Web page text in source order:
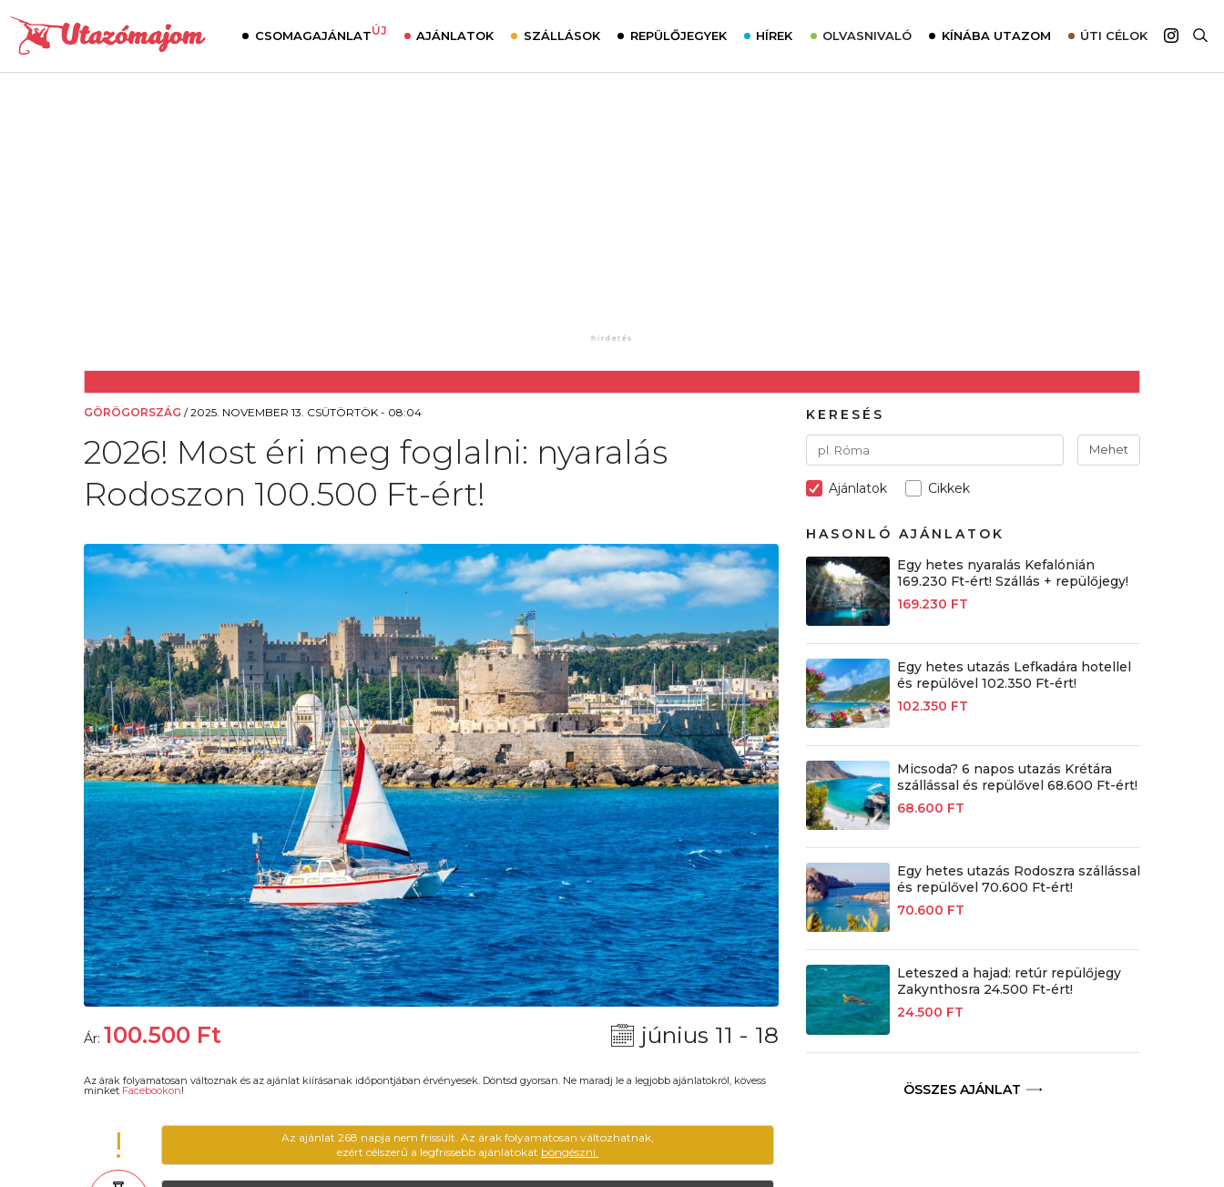
CSOMAGAJÁNLATÚJ AJÁNLATOK SZÁLLÁSOK REPÜLŐJEGYEK HÍREK OLVASNIVALÓ KÍNÁBA UTAZOM ÚTI CÉLOK
GÖRÖGORSZÁG /2025. NOVEMBER 13. CSÜTÖRTÖK - 08:04
2026! Most éri meg foglalni: nyaralás
Rodoszon 100.500 Ft-ért!
Ár: 100.500 Ft június 11 - 18
Az árak folyamatosan változnak és az ajánlat kiírásanak időpontjában érvényesek. Döntsd gyorsan. Ne maradj le a legjobb ajánlatokról, kövess
minket Facebookon!
!
Az ajánlat 268 napja nem frissült. Az árak folyamatosan változhatnak,
ezért célszerű a legfrissebb ajánlatokat böngészni.
KERESÉS
Mehet
Ajánlatok Cikkek
HASONLÓ AJÁNLATOK
Egy hetes nyaralás Kefalónián
169.230 Ft-ért! Szállás + repülőjegy!
169.230 FT
Egy hetes utazás Lefkadára hotellel
és repülővel 102.350 Ft-ért!
102.350 FT
Micsoda? 6 napos utazás Krétára
szállással és repülővel 68.600 Ft-ért!
68.600 FT
Egy hetes utazás Rodoszra szállással
és repülővel 70.600 Ft-ért!
70.600 FT
Leteszed a hajad: retúr repülőjegy
Zakynthosra 24.500 Ft-ért!
24.500 FT
ÖSSZES AJÁNLAT